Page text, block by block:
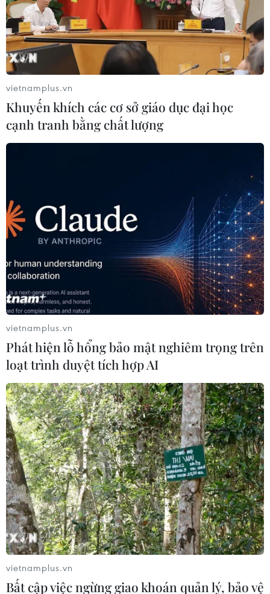
vietnamplus.vn
Khuyến khích các cơ sở giáo dục đại học
cạnh tranh bằng chất lượng
vietnamplus.vn
Phát hiện lỗ hổng bảo mật nghiêm trọng trên
loạt trình duyệt tích hợp AI
vietnamplus.vn
Bất cập việc ngừng giao khoán quản lý, bảo vệ